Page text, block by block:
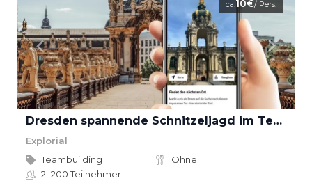
ca.10€/ Pers.
Dresden spannende Schnitzeljagd im Team
Explorial
Teambuilding
Ohne
2–200Teilnehmer